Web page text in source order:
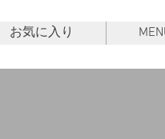
お気に入り